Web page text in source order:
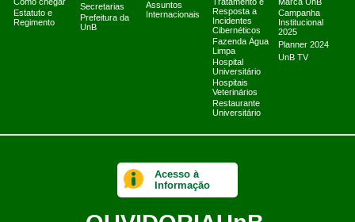
Como chegar
Estatuto e
Regimento
Secretarias
Prefeitura da
UnB
Assuntos
Internacionais
Tratamento e
Resposta a
Incidentes
Cibernéticos
Fazenda Água
Limpa
Hospital
Universitário
Hospitais
Veterinários
Restaurante
Universitário
Marca UnB
Campanha
Institucional
2025
Planner 2024
UnB TV
Acesso à
Informação